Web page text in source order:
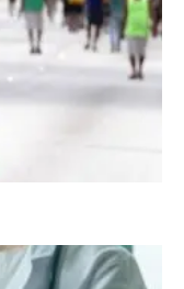
de cura para